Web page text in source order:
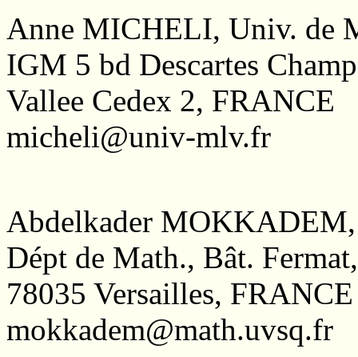
Anne MICHELI, Univ. de
IGM 5 bd Descartes
Vallee Cedex 2, FRANCE
micheli@univ-mlv.fr
Abdelkader
Dépt de Math., Bât.
78035 Versailles, FRANCE
mokkadem@math.uvsq.fr